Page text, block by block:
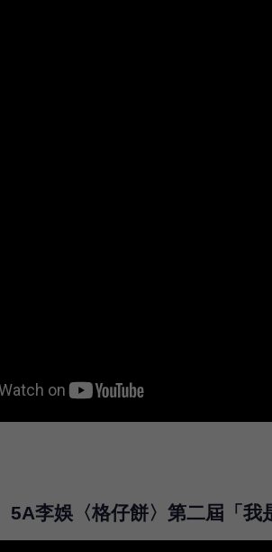
5A李娛〈格仔餅〉第二屆「我